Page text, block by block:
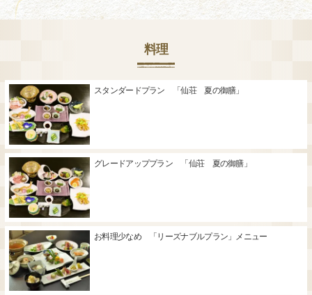
料理
スタンダードプラン 「仙荘 夏の御膳」
グレードアッププラン 「仙荘 夏の御膳」
お料理少なめ 「リーズナブルプラン」メニュー